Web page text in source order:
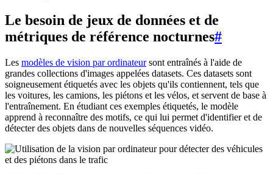
Le besoin de jeux de données et de
métriques de référence nocturnes#
Les modèles de vision par ordinateursont entraînés à l'aide de
grandes collections d'images appelées datasets. Ces datasets sont
soigneusement étiquetés avec les objets qu'ils contiennent, tels que
les voitures, les camions, les piétons et les vélos, et servent de base à
l'entraînement. En étudiant ces exemples étiquetés, le modèle
apprend à reconnaître des motifs, ce qui lui permet d'identifier et de
détecter des objets dans de nouvelles séquences vidéo.